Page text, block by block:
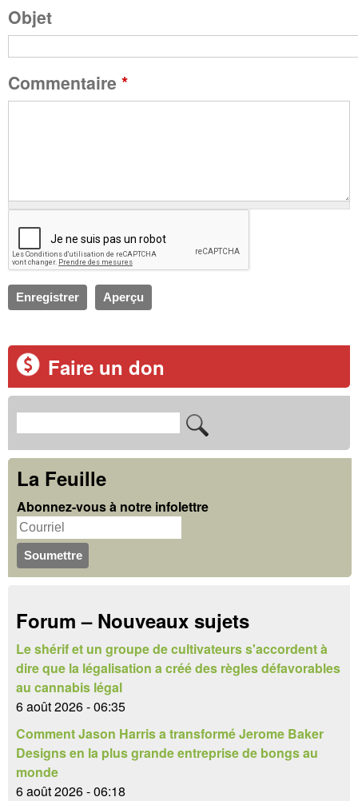
e
s
Objet
Commentaire *
Faire un don
F
o
r
m
u
l
i
r
e
d
e
r
e
c
h
e
r
c
e
r
La Feuille
Abonnez-vous à notre infolettre
Forum – Nouveaux sujets
Le shérif et un groupe de cultivateurs s'accordent à
dire que la légalisation a créé des règles défavorables
au cannabis légal
6 août 2026 - 06:35
Comment Jason Harris a transformé Jerome Baker
Designs en la plus grande entreprise de bongs au
monde
6 août 2026 - 06:18